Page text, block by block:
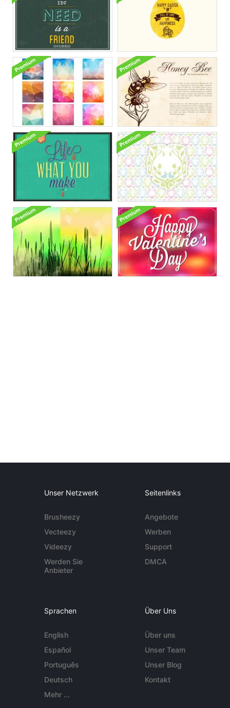
Unser Netzwerk
Brusheezy
Vecteezy
Videezy
Werden Sie
Anbieter
Seitenlinks
Angebote
Werben
Support
DMCA
Sprachen
English
Español
Português
Deutsch
Mehr ...
Über Uns
Über uns
Unser Team
Unser Blog
Kontakt